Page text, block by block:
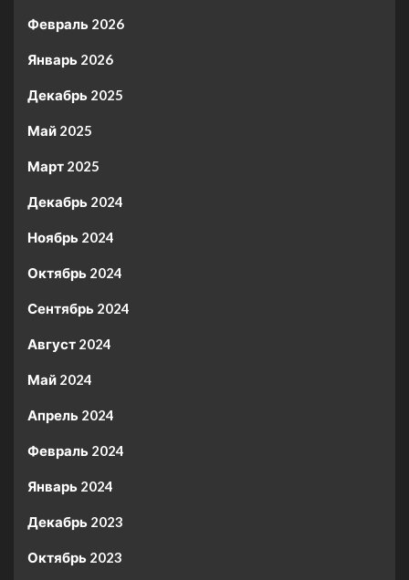
Февраль 2026
Январь 2026
Декабрь 2025
Май 2025
Март 2025
Декабрь 2024
Ноябрь 2024
Октябрь 2024
Сентябрь 2024
Август 2024
Май 2024
Апрель 2024
Февраль 2024
Январь 2024
Декабрь 2023
Октябрь 2023